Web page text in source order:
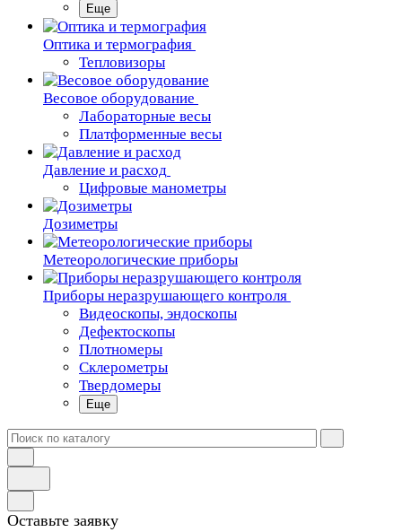
Еще
Oптика и термография
Тепловизоры
Весовое оборудование
Лабораторные весы
Платформенные весы
Давление и расход
Цифровые манометры
Дозиметры
Метеорологические приборы
Приборы неразрушающего контроля
Видеоскопы, эндоскопы
Дефектоскопы
Плотномеры
Склерометры
Твердомеры
Еще
Оставьте заявку